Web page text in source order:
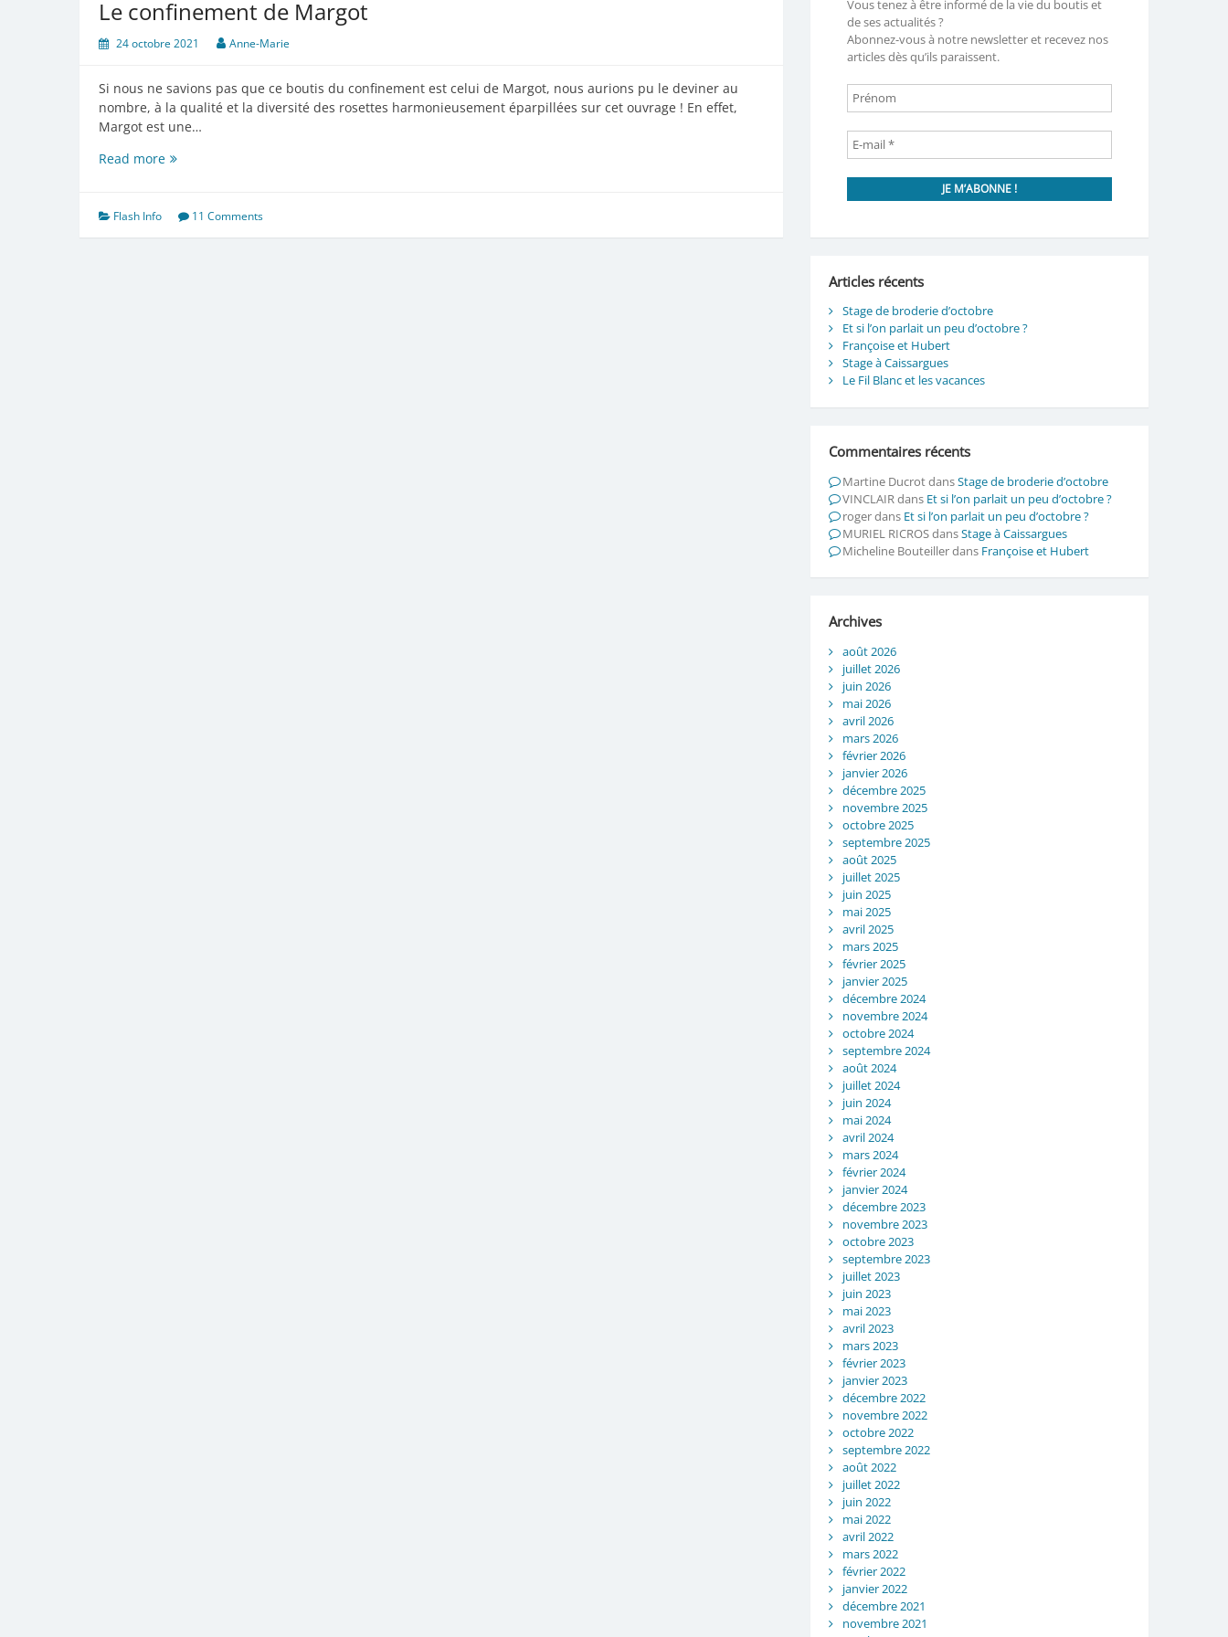
Le confinement de Margot
24 octobre 2021 Anne-Marie
Si nous ne savions pas que ce boutis du confinement est celui de Margot, nous aurions pu le deviner au
nombre, à la qualité et la diversité des rosettes harmonieusement éparpillées sur cet ouvrage ! En effet,
Margot est une…
Read moreLe
Margot
Flash Info 11 Comments
Vous tenez à être informé de la vie du boutis et
de ses actualités ?
Abonnez-vous à notre newsletter et recevez nos
articles dès qu’ils paraissent.
Articles récents
Stage de broderie d’octobre
Et si l’on parlait un peu d’octobre ?
Françoise et Hubert
Stage à Caissargues
Le Fil Blanc et les vacances
Commentaires récents
Martine DucrotdansStage de broderie d’octobre
VINCLAIR dans Et si l’on parlait un peu d’octobre ?
rogerdans Et si l’on parlait un peu d’octobre ?
MURIEL RICROSdansStage à Caissargues
Micheline Bouteillerdans Françoise et Hubert
Archives
août 2026
juillet 2026
juin 2026
mai 2026
avril 2026
mars 2026
février 2026
janvier 2026
décembre 2025
novembre 2025
octobre 2025
septembre 2025
août 2025
juillet 2025
juin 2025
mai 2025
avril 2025
mars 2025
février 2025
janvier 2025
décembre 2024
novembre 2024
octobre 2024
septembre 2024
août 2024
juillet 2024
juin 2024
mai 2024
avril 2024
mars 2024
février 2024
janvier 2024
décembre 2023
novembre 2023
octobre 2023
septembre 2023
juillet 2023
juin 2023
mai 2023
avril 2023
mars 2023
février 2023
janvier 2023
décembre 2022
novembre 2022
octobre 2022
septembre 2022
août 2022
juillet 2022
juin 2022
mai 2022
avril 2022
mars 2022
février 2022
janvier 2022
décembre 2021
novembre 2021